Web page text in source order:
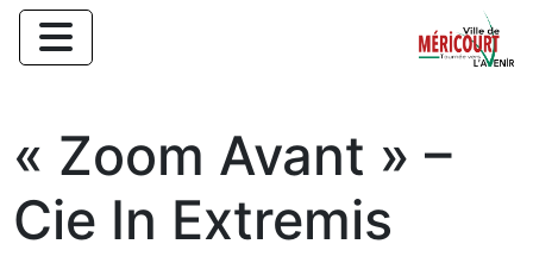
« Zoom Avant » –
Cie In Extremis